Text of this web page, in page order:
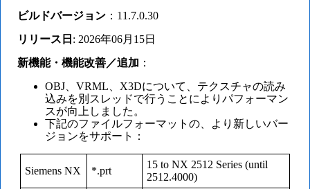
ビルドバージョン ：11.7.0.30
リリース日 : 2026年06月15日
新機能・機能改善／追加 ：
OBJ、VRML、X3Dについて、テクスチャの読み
込みを別スレッドで行うことによりパフォーマン
スが向上しました。
下記のファイルフォーマットの、より新しいバー
ジョンをサポート：
Siemens NX *.prt
15 to NX 2512 Series (until
2512.4000)